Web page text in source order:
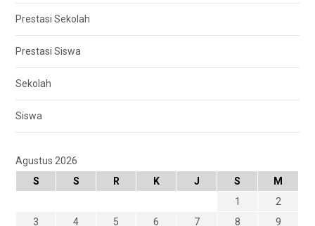
Prestasi Sekolah
Prestasi Siswa
Sekolah
Siswa
Agustus 2026
S
S R K J S
M
1
2
3
4 5 6 7 8 9